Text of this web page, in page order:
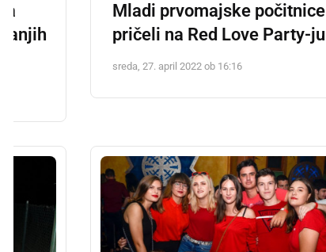
Mladi prvomajske počitnice
pričeli na Red Love Party-ju
sreda, 27. april 2022 ob 16:16